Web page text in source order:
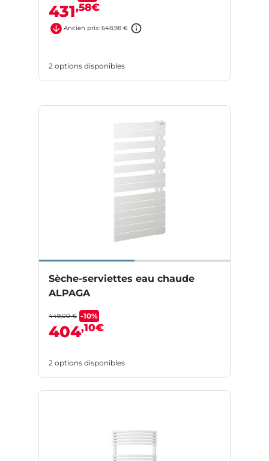
431,58€
Ancien prix: 648,98 €
2 options disponibles
Sèche-serviettes eau chaude
ALPAGA
449,00 € -10%
404,10€
2 options disponibles